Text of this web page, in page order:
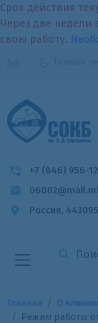
Срок действия
Через две недели
свою работу.
+7 (846) 956-
Россия,
Режим работы